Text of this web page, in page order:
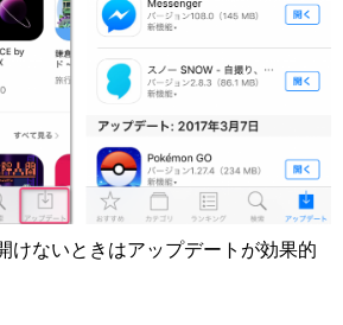
けないときはアップデートが効果的